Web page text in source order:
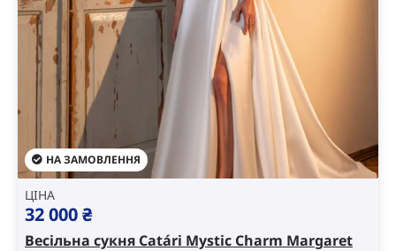
НА ЗАМОВЛЕННЯ
ЦІНА
32 000₴
Весільна сукня Catári Mystic Charm Margaret